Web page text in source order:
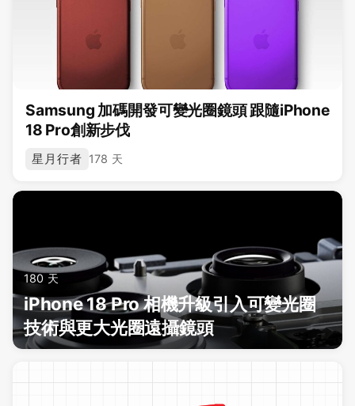
Samsung 加碼開發可變光圈鏡頭 跟隨iPhone
18 Pro創新步伐
星月行者 178 天
180 天
iPhone 18 Pro 相機升級引入可變光圈
技術與更大光圈遠攝鏡頭